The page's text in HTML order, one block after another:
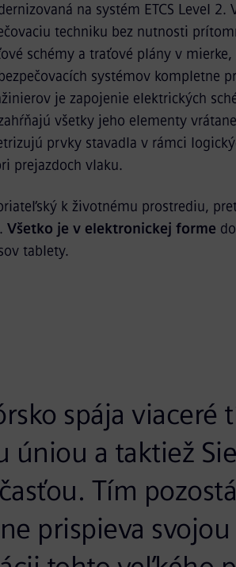
na systém ETCS Level
techniku bez nutnosti
schémy a traťové plány v mierke,
systémov kompletne
je zapojenie elektrických
všetky jeho elementy
prvky stavadla v rámci
prejazdoch vlaku.
k životnému prostrediu,
Všetko je v elektronickej forme
tablety.
spája
úniou a taktiež
Tím
prispieva